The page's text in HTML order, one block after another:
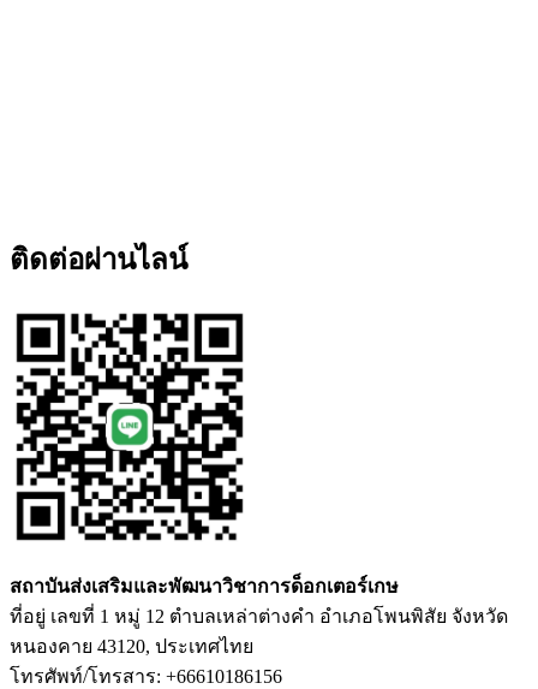
ติดต่อผ่านไลน์
สถาบันส่งเสริมและพัฒนาวิชาการด็อกเตอร์เกษ
ที่อยู่ เลขที่ 1 หมู่ 12 ตำบลเหล่าต่างคำ อำเภอโพนพิสัย จังหวัด
หนองคาย 43120, ประเทศไทย
โทรศัพท์/โทรสาร: +66610186156